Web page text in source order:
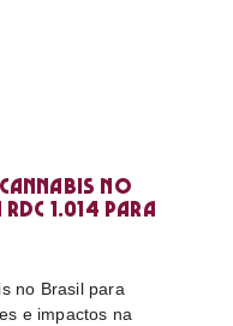
no
1.014 para
no Brasil para
e impactos na